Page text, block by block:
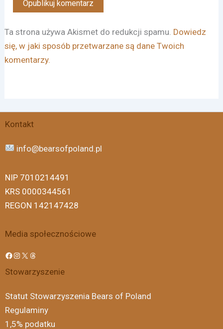
Ta strona używa Akismet do redukcji spamu. Dowiedz
się, w jaki sposób przetwarzane są dane Twoich
komentarzy.
Kontakt
info@bearsofpoland.pl
NIP 7010214491
KRS 0000344561
REGON 142147428
Media społecznościowe
Stowarzyszenie
Statut Stowarzyszenia Bears of Poland
Regulaminy
1,5% podatku